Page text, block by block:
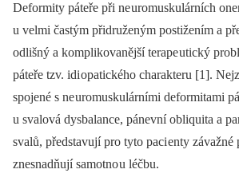
Deformity páteře při ne uromuskulárních
u velmi častým přidruženým postižením a
odlišný a komplikovanější terape utický
páteře tzv. idi opatického charakteru [1].
spojené s ne uromuskulárními deformitami
u svalová dysbalance, pánevní obliquita a
svalů, představují pro tyto paci enty závažné
znesnadňují samotno u léčbu.